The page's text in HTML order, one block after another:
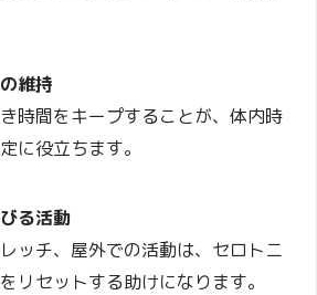
維持
時間をキープすることが、体内時
に役立ちます。
る活動
ッチ、屋外での活動は、セロトニ
リセットする助けになります。